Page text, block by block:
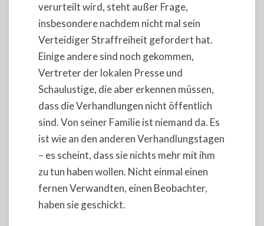
verurteilt wird, steht außer Frage,
insbesondere nachdem nicht mal sein
Verteidiger Straffreiheit gefordert hat.
Einige andere sind noch gekommen,
Vertreter der lokalen Presse und
Schaulustige, die aber erkennen müssen,
dass die Verhandlungen nicht öffentlich
sind. Von seiner Familie ist niemand da. Es
ist wie an den anderen Verhandlungstagen
– es scheint, dass sie nichts mehr mit ihm
zu tun haben wollen. Nicht einmal einen
fernen Verwandten, einen Beobachter,
haben sie geschickt.